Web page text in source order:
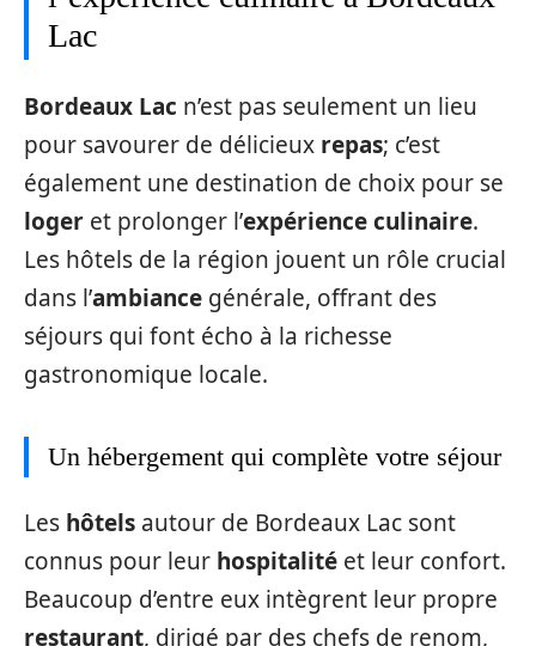
Lac
Bordeaux Lac n’est pas seulement un lieu
pour savourer de délicieux repas; c’est
également une destination de choix pour se
loger et prolonger l’expérience culinaire.
Les hôtels de la région jouent un rôle crucial
dans l’ambiance générale, offrant des
séjours qui font écho à la richesse
gastronomique locale.
Un hébergement qui complète votre séjour
Les hôtels autour de Bordeaux Lac sont
connus pour leur hospitalité et leur confort.
Beaucoup d’entre eux intègrent leur propre
restaurant, dirigé par des chefs de renom,